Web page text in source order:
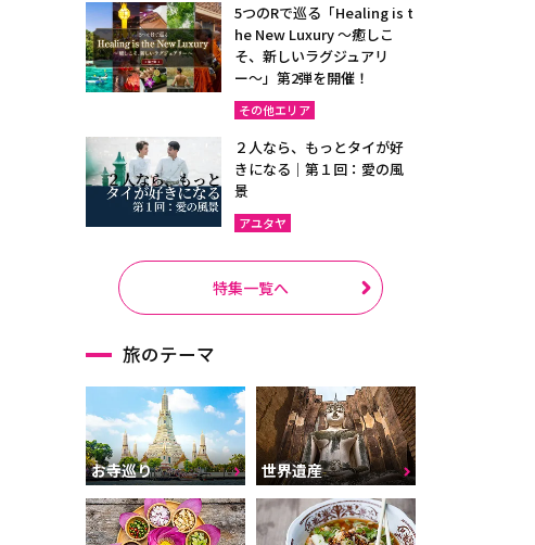
5つのRで巡る「Healing is t
he New Luxury ～癒しこ
そ、新しいラグジュアリ
ー〜」第2弾を開催！
その他エリア
２人なら、もっとタイが好
きになる｜第１回：愛の風
景
アユタヤ
特集一覧へ
旅のテーマ
お寺巡り 世界遺産